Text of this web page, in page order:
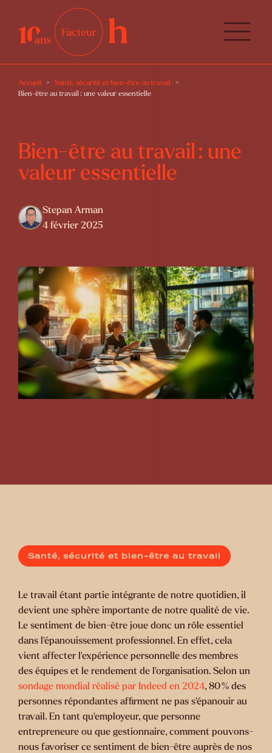
Accueil
Santé, sécurité et bien-être au travail
Bien-être au travail : une valeur essentielle
Bien-être au travail : une
valeur essentielle
Stepan Arman
4 février 2025
Santé, sécurité et bien-être au travail
Le travail étant partie intégrante de notre quotidien, il
devient une sphère importante de notre qualité de vie.
Le sentiment de bien-être joue donc un rôle essentiel
dans l’épanouissement professionnel. En effet, cela
vient affecter l’expérience personnelle des membres
des équipes et le rendement de l’organisation. Selon un
sondage mondial réalisé par Indeed en 2024, 80 % des
personnes répondantes affirment ne pas s'épanouir au
travail. En tant qu’employeur, que personne
entrepreneure ou que gestionnaire, comment pouvons-
nous favoriser ce sentiment de bien-être auprès de nos